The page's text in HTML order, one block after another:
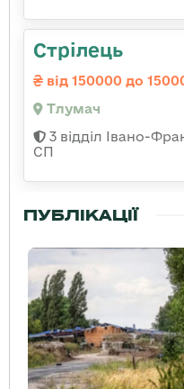
Стрілець
від 150000 до
Тлумач
3 відділ Івано-
СП
ПУБЛІКАЦІЇ